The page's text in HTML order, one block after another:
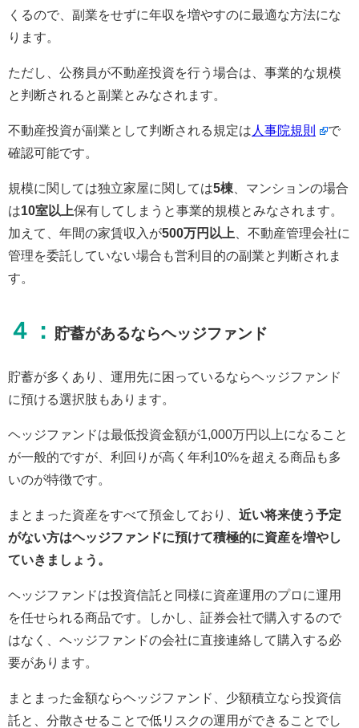
くるので、副業をせずに年収を増やすのに最適な方法にな
ります。
ただし、公務員が不動産投資を行う場合は、事業的な規模
と判断されると副業とみなされます。
不動産投資が副業として判断される規定は 人事院規則
で
確認可能です。
規模に関しては独立家屋に関しては5棟 、マンションの場合
は10室以上保有してしまうと事業的規模とみなされます。
加えて、年間の家賃収入が500万円以上 、不動産管理会社に
管理を委託していない場合も営利目的の副業と判断されま
す。
４： 貯蓄があるならヘッジファンド
貯蓄が多くあり、運用先に困っているならヘッジファンド
に預ける選択肢もあります。
ヘッジファンドは最低投資金額が1,000万円以上になること
が一般的ですが、利回りが高く年利10%を超える商品も多
いのが特徴です。
まとまった資産をすべて預金しており、 近い将来使う予定
がない方はヘッジファンドに預けて積極的に資産を増やし
ていきましょう。
ヘッジファンドは投資信託と同様に資産運用のプロに運用
を任せられる商品です。しかし、証券会社で購入するので
はなく、ヘッジファンドの会社に直接連絡して購入する必
要があります。
まとまった金額ならヘッジファンド、少額積立なら投資信
託と、分散させることで低リスクの運用ができることでし